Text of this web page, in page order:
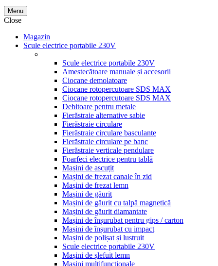
Menu
Close
Magazin
Scule electrice portabile 230V
Scule electrice portabile 230V
Amestecătoare manuale și accesorii
Ciocane demolatoare
Ciocane rotopercutoare SDS MAX
Ciocane rotopercutoare SDS MAX
Debitoare pentru metale
Fierăstraie alternative sabie
Fierăstraie circulare
Fierăstraie circulare basculante
Fierăstraie circulare pe banc
Fierăstraie verticale pendulare
Foarfeci electrice pentru tablă
Mașini de ascuțit
Mașini de frezat canale în zid
Mașini de frezat lemn
Mașini de găurit
Mașini de găurit cu talpă magnetică
Mașini de găurit diamantate
Mașini de înșurubat pentru gips / carton
Mașini de înșurubat cu impact
Mașini de polișat și lustruit
Scule electrice portabile 230V
Mașini de șlefuit lemn
Mașini multifuncționale